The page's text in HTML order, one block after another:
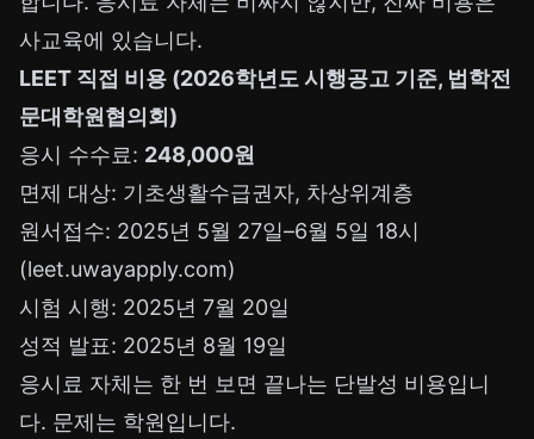
사교육에 있습니다.
LEET 직접 비용 (2026학년도 시행공고 기준, 법학전
문대학원협의회)
응시 수수료: 248,000원
면제 대상: 기초생활수급권자, 차상위계층
원서접수: 2025년 5월 27일–6월 5일 18시
(leet.uwayapply.com)
시험 시행: 2025년 7월 20일
성적 발표: 2025년 8월 19일
응시료 자체는 한 번 보면 끝나는 단발성 비용입니
다. 문제는 학원입니다.